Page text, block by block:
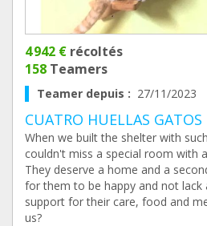
4 942 € récoltés
158 Teamers
Teamer depuis : 27/11/2023
CUATRO HUELLAS GATOS
When we built the shelter with
couldn't miss a special room with
They deserve a home and a
for them to be happy and not lack
support for their care, food and
us?